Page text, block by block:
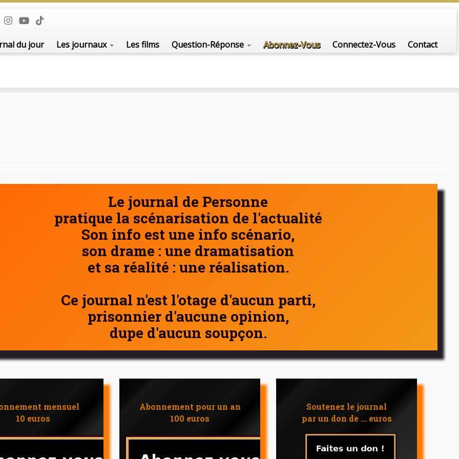
du jour Les journaux Les films Question-Réponse Abonnez-Vous Connectez-Vous Contact
Le journal de Personne
pratique la scénarisation de l'actualité
Son info est une info scénario,
son drame : une dramatisation
et sa réalité : une réalisation.
Ce journal n'est l'otage d'aucun parti,
prisonnier d'aucune opinion,
dupe d'aucun soupçon.
mensuel
10 euros
Abonnement pour un an
100 euros
Soutenez le journal
par un don de ... euros